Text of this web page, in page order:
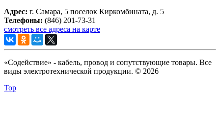
Адрес: г. Самара, 5 поселок Киркомбината, д. 5
Телефоны: (846) 201-73-31
смотреть все адреса на карте
«Содействие» - кабель, провод и сопутствующие товары. Все
виды электротехнической продукции. © 2026
Top